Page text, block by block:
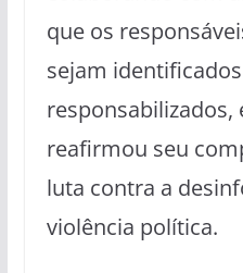
que os
sejam
responsabilizados,
reafirmou seu
luta contra a
violência política.